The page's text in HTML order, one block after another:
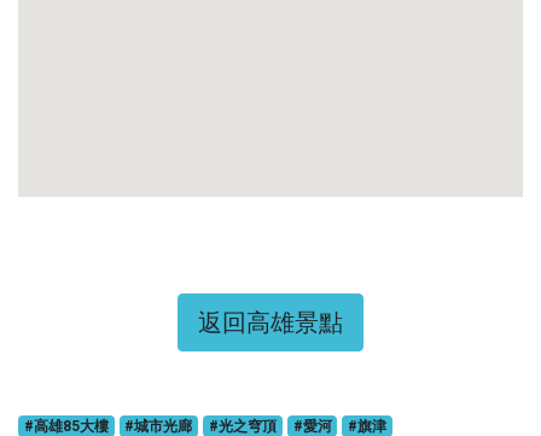
返回高雄景點
#高雄85大樓 #城市光廊 #光之穹頂 #愛河
#旗津